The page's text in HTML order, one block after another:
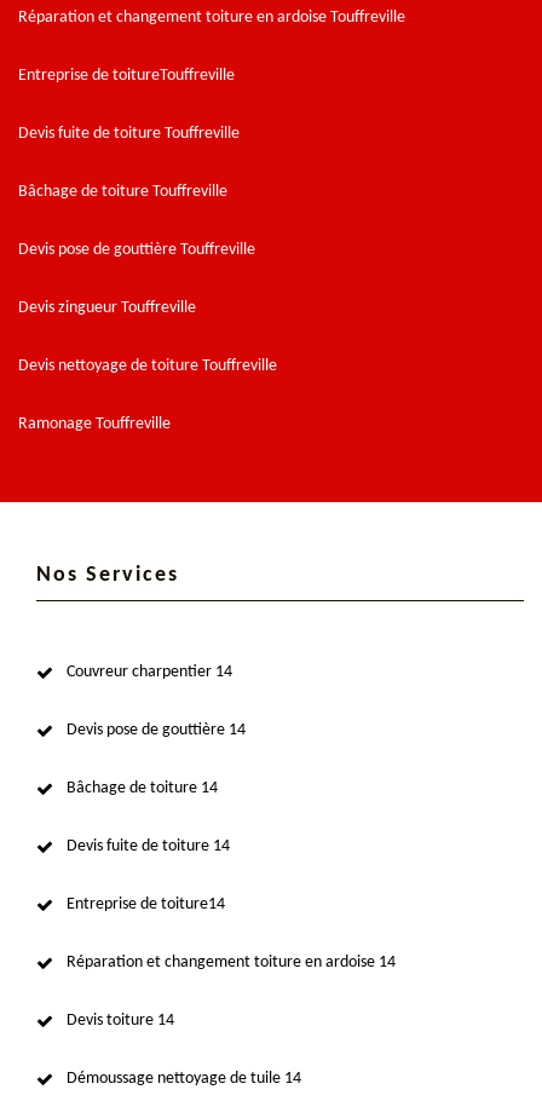
Réparation et changement toiture en ardoise Touffreville
Entreprise de toitureTouffreville
Devis fuite de toiture Touffreville
Bâchage de toiture Touffreville
Devis pose de gouttière Touffreville
Devis zingueur Touffreville
Devis nettoyage de toiture Touffreville
Ramonage Touffreville
Nos Services
Couvreur charpentier 14
Devis pose de gouttière 14
Bâchage de toiture 14
Devis fuite de toiture 14
Entreprise de toiture14
Réparation et changement toiture en ardoise 14
Devis toiture 14
Démoussage nettoyage de tuile 14